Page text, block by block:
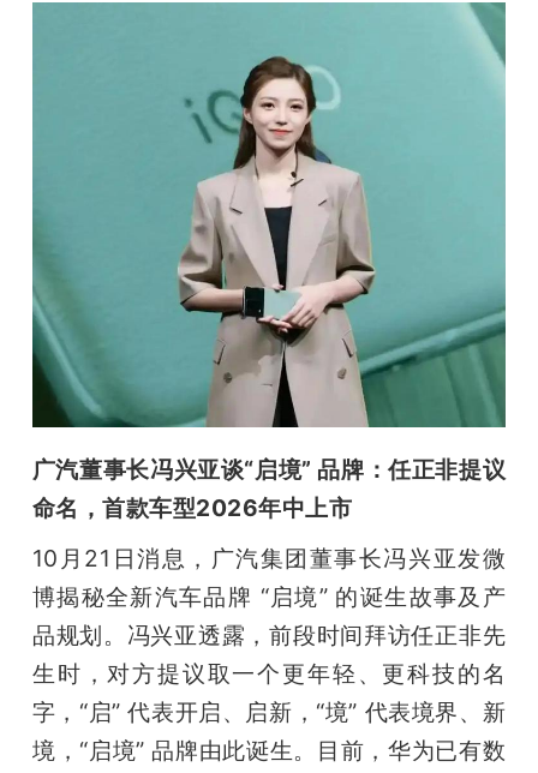
广汽董事长冯兴亚谈“启境” 品牌：任正非提议
命名，首款车型2026年中上市
10月21日消息，广汽集团董事长冯兴亚发微
博揭秘全新汽车品牌 “启境” 的诞生故事及产
品规划。冯兴亚透露，前段时间拜访任正非先
生时，对方提议取一个更年轻、更科技的名
字，“启” 代表开启、启新，“境” 代表境界、新
境，“启境” 品牌由此诞生。目前，华为已有数